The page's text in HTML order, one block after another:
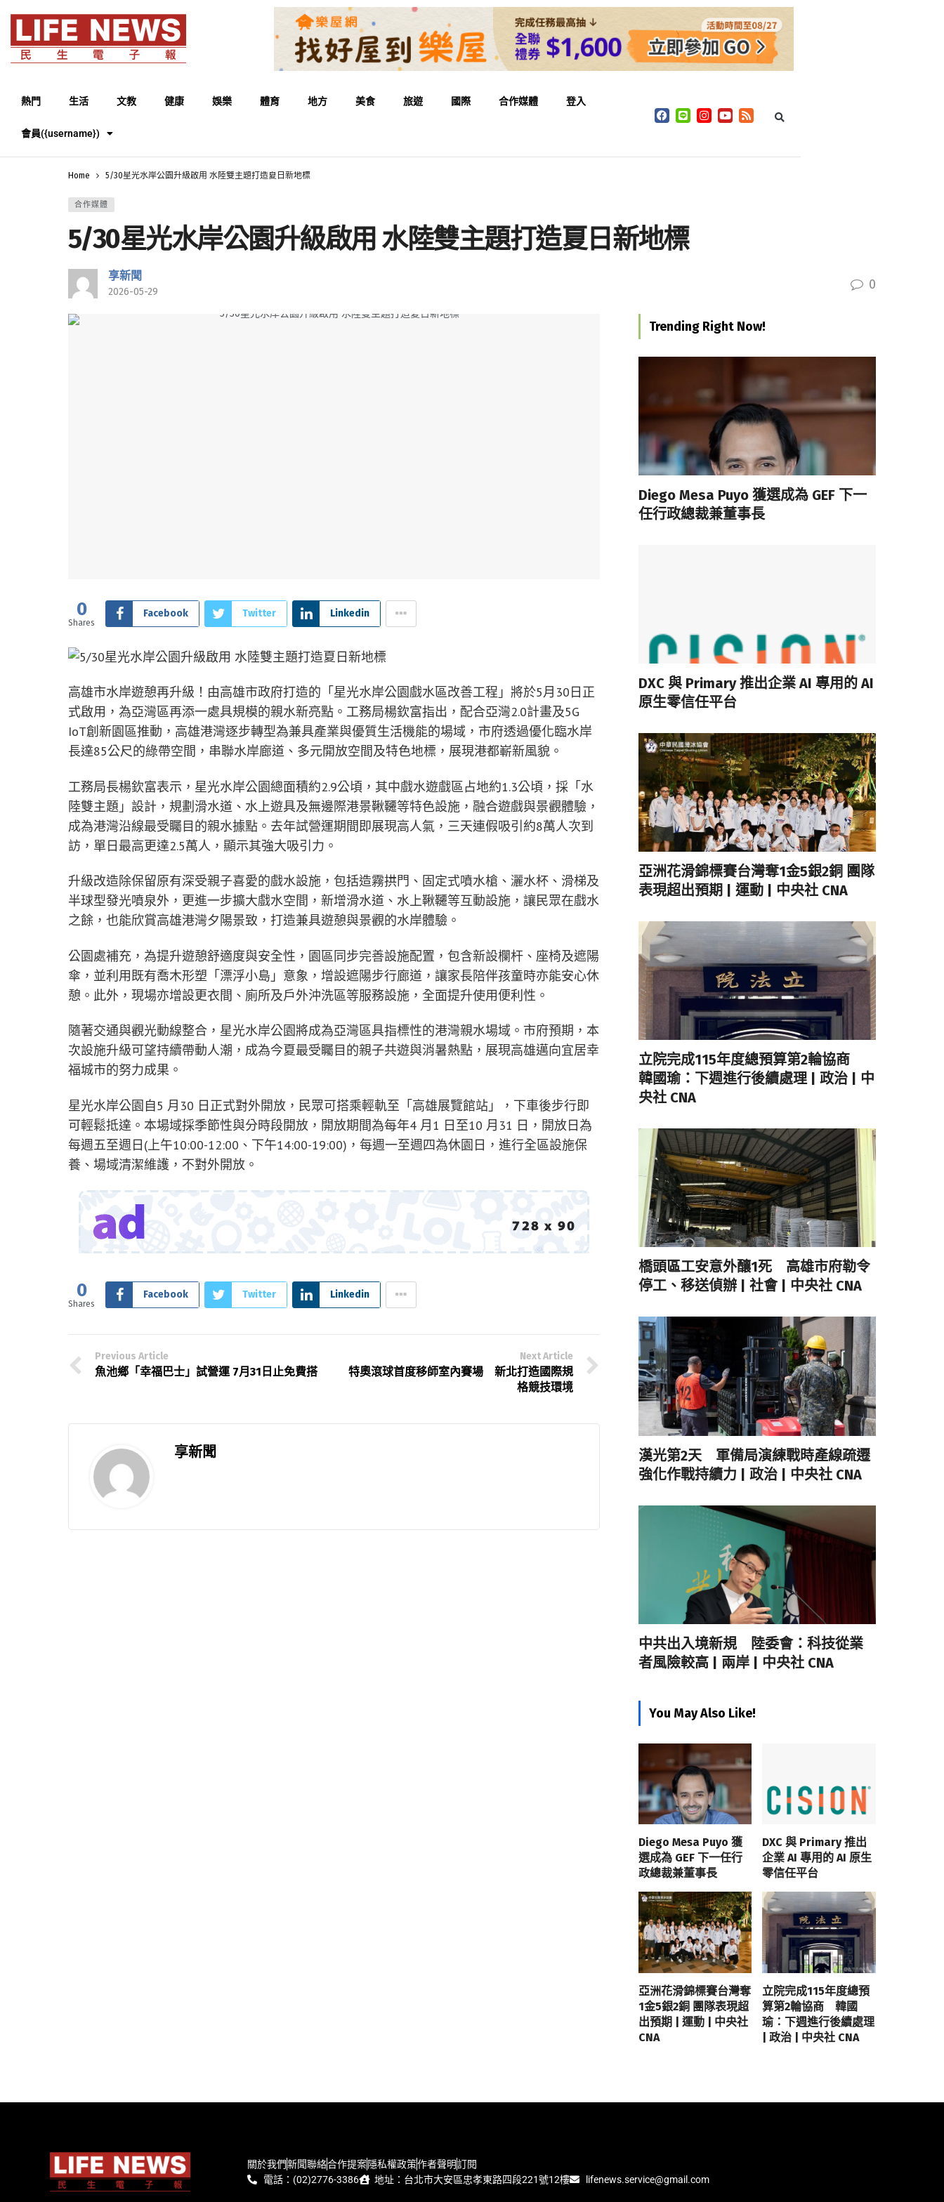
熱門 生活 文教 健康 娛樂 體育 地方 美食 旅遊 國際 合作媒體 登入
會員({username})
Home 5/30星光水岸公園升級啟用 水陸雙主題打造夏日新地標
合作媒體
5/30星光水岸公園升級啟用 水陸雙主題打造夏日新地標
享新聞
2026-05-29 0
0
Shares
Facebook Twitter Linkedin
高雄市水岸遊憩再升級！由高雄市政府打造的「星光水岸公園戲水區改善工程」將於5月30日正
式啟用，為亞灣區再添一處具規模的親水新亮點。工務局楊欽富指出，配合亞灣2.0計畫及5G
IoT創新園區推動，高雄港灣逐步轉型為兼具產業與優質生活機能的場域，市府透過優化臨水岸
長達85公尺的綠帶空間，串聯水岸廊道、多元開放空間及特色地標，展現港都嶄新風貌。
工務局長楊欽富表示，星光水岸公園總面積約2.9公頃，其中戲水遊戲區占地約1.3公頃，採「水
陸雙主題」設計，規劃滑水道、水上遊具及無邊際港景鞦韆等特色設施，融合遊戲與景觀體驗，
成為港灣沿線最受矚目的親水據點。去年試營運期間即展現高人氣，三天連假吸引約8萬人次到
訪，單日最高更達2.5萬人，顯示其強大吸引力。
升級改造除保留原有深受親子喜愛的戲水設施，包括造霧拱門、固定式噴水槍、灑水杯、滑梯及
半球型發光噴泉外，更進一步擴大戲水空間，新增滑水道、水上鞦韆等互動設施，讓民眾在戲水
之餘，也能欣賞高雄港灣夕陽景致，打造兼具遊憩與景觀的水岸體驗。
公園處補充，為提升遊憩舒適度與安全性，園區同步完善設施配置，包含新設欄杆、座椅及遮陽
傘，並利用既有喬木形塑「漂浮小島」意象，增設遮陽步行廊道，讓家長陪伴孩童時亦能安心休
憩。此外，現場亦增設更衣間、廁所及戶外沖洗區等服務設施，全面提升使用便利性。
隨著交通與觀光動線整合，星光水岸公園將成為亞灣區具指標性的港灣親水場域。市府預期，本
次設施升級可望持續帶動人潮，成為今夏最受矚目的親子共遊與消暑熱點，展現高雄邁向宜居幸
福城市的努力成果。
星光水岸公園自5 月30 日正式對外開放，民眾可搭乘輕軌至「高雄展覽館站」，下車後步行即
可輕鬆抵達。本場域採季節性與分時段開放，開放期間為每年4 月1 日至10 月31 日，開放日為
每週五至週日(上午10:00-12:00、下午14:00-19:00)，每週一至週四為休園日，進行全區設施保
養、場域清潔維護，不對外開放。
0
Shares
Facebook Twitter Linkedin
Previous Article
魚池鄉「幸福巴士」試營運 7月31日止免費搭
Next Article
特奧滾球首度移師室內賽場 新北打造國際規
格競技環境
享新聞
Trending Right Now!
Diego Mesa Puyo 獲選成為 GEF 下一
任行政總裁兼董事長
DXC 與 Primary 推出企業 AI 專用的 AI
原生零信任平台
亞洲花滑錦標賽台灣奪1金5銀2銅 團隊
表現超出預期 | 運動 | 中央社 CNA
立院完成115年度總預算第2輪協商
韓國瑜：下週進行後續處理 | 政治 | 中
央社 CNA
橋頭區工安意外釀1死 高雄市府勒令
停工、移送偵辦 | 社會 | 中央社 CNA
漢光第2天 軍備局演練戰時產線疏遷
強化作戰持續力 | 政治 | 中央社 CNA
中共出入境新規 陸委會：科技從業
者風險較高 | 兩岸 | 中央社 CNA
You May Also Like!
Diego Mesa Puyo 獲
選成為 GEF 下一任行
政總裁兼董事長
DXC 與 Primary 推出
企業 AI 專用的 AI 原生
零信任平台
亞洲花滑錦標賽台灣奪
1金5銀2銅 團隊表現超
出預期 | 運動 | 中央社
CNA
立院完成115年度總預
算第2輪協商 韓國
瑜：下週進行後續處理
| 政治 | 中央社 CNA
關於我們新聞聯絡合作提案隱私權政策作者聲明訂閱
電話：(02)2776-3386
地址：台北市大安區忠孝東路四段221號12樓 lifenews.service@gmail.com